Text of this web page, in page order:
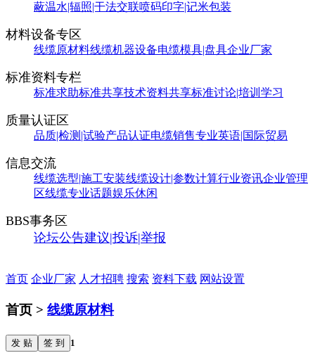
蔽温水|辐照|干法交联喷码印字|记米包装
材料设备专区
线缆原材料线缆机器设备电缆模具|盘具企业厂家
标准资料专栏
标准求助标准共享技术资料共享标准讨论|培训学习
质量认证区
品质|检测|试验产品认证电缆销售专业英语|国际贸易
信息交流
线缆选型|施工安装线缆设计|参数计算行业资讯企业管理
区线缆专业话题娱乐休闲
BBS事务区
论坛公告建议|投诉|举报
首页 企业厂家 人才招聘 搜索 资料下载 网站设置
首页 > 线缆原材料
发 贴 签 到 1